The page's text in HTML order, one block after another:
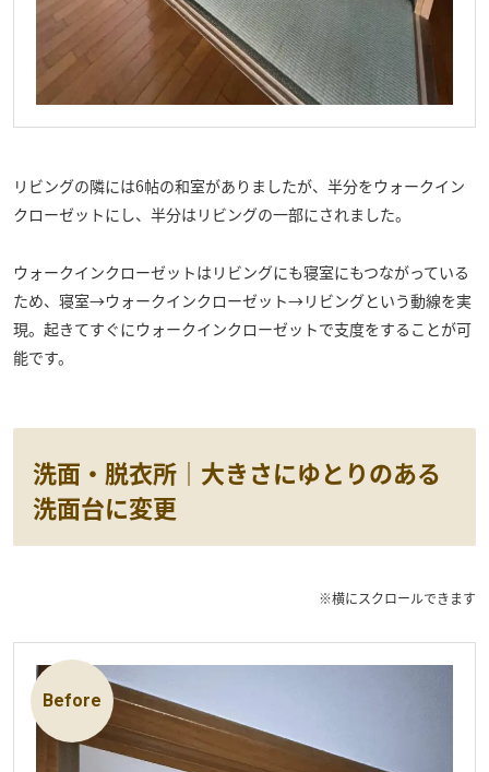
リビングの隣には6帖の和室がありましたが、半分をウォークイン
クローゼットにし、半分はリビングの一部にされました。
ウォークインクローゼットはリビングにも寝室にもつながっている
ため、寝室→ウォークインクローゼット→リビングという動線を実
現。起きてすぐにウォークインクローゼットで支度をすることが可
能です。
洗面・脱衣所｜大きさにゆとりのある
洗面台に変更
※横にスクロールできます